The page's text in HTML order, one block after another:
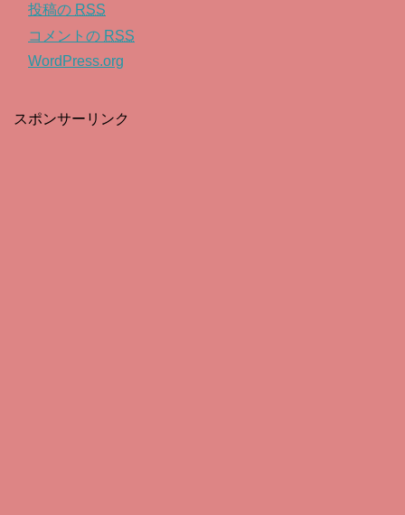
投稿の RSS
コメントの RSS
WordPress.org
スポンサーリンク